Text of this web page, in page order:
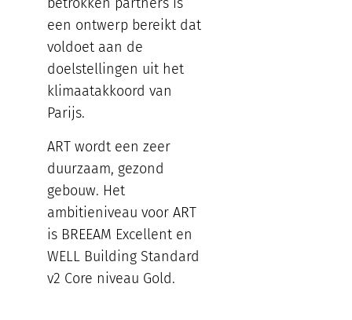
een ontwerp bereikt dat
voldoet aan de
doelstellingen uit het
klimaatakkoord van
Parijs.
ART wordt een zeer
duurzaam, gezond
gebouw. Het
ambitieniveau voor ART
is BREEAM Excellent en
WELL Building Standard
v2 Core niveau Gold.